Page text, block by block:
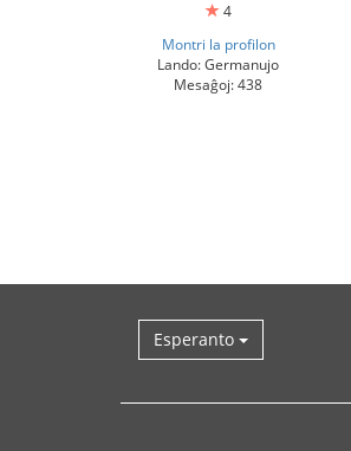
4
Montri la profilon
Lando: Germanujo
Mesaĝoj: 438
Esperanto